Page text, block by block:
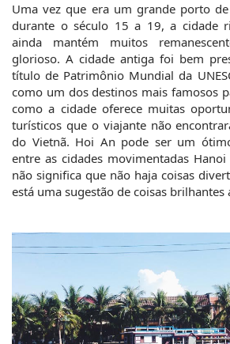
Uma vez que era um grande porto
durante o século 15 a 19, a cidade
ainda mantém muitos
glorioso. A cidade antiga foi bem
título de Patrimônio Mundial da
como um dos destinos mais famosos
como a cidade oferece muitas
turísticos que o viajante não
do Vietnã. Hoi An pode ser um
entre as cidades movimentadas
não significa que não haja coisas
está uma sugestão de coisas brilhantes